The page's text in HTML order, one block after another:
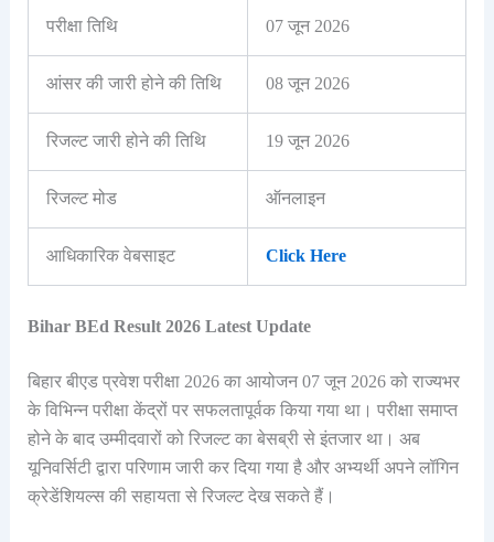
परीक्षा तिथि 07 जून 2026
आंसर की जारी होने की तिथि 08 जून 2026
रिजल्ट जारी होने की तिथि 19 जून 2026
रिजल्ट मोड ऑनलाइन
आधिकारिक वेबसाइट Click Here
Bihar BEd Result 2026 Latest Update
बिहार बीएड प्रवेश परीक्षा 2026 का आयोजन 07 जून 2026 को राज्यभर
के विभिन्न परीक्षा केंद्रों पर सफलतापूर्वक किया गया था। परीक्षा समाप्त
होने के बाद उम्मीदवारों को रिजल्ट का बेसब्री से इंतजार था। अब
यूनिवर्सिटी द्वारा परिणाम जारी कर दिया गया है और अभ्यर्थी अपने लॉगिन
क्रेडेंशियल्स की सहायता से रिजल्ट देख सकते हैं।